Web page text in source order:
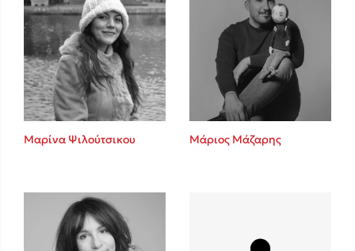
Ιωάννης Γλωσσόπουλος
Ένας γίγαντας στο σχολείο
Πάνω, κάτω, μπροστά, πίσω
Μαρίνα Ψιλούτσικου Μάριος Μάζαρης